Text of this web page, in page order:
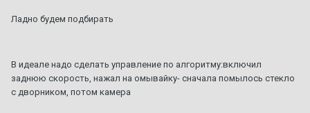
Ладно будем подбирать
В идеале надо сделать управление по алгоритму:включил
заднюю скорость, нажал на омывайку- сначала помылось стекло
с дворником, потом камера